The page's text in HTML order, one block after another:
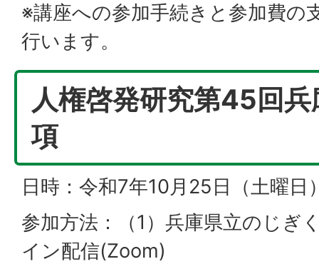
※講座への参加手続きと参加費の
行います。
人権啓発研究第45回
項
日時：令和7年10月25日（土曜
参加方法：（1）兵庫県立のじ
イン配信(Zoom)